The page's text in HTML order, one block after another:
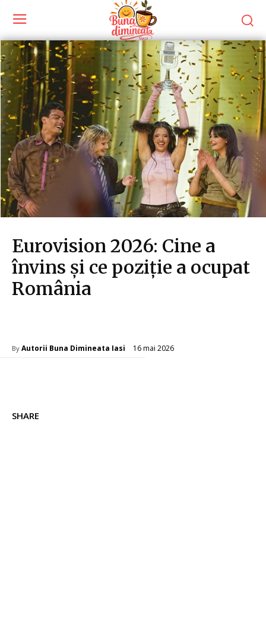
Eurovision 2026: Cine a
învins și ce poziție a ocupat
România
By Autorii Buna Dimineata Iasi 16 mai 2026
SHARE